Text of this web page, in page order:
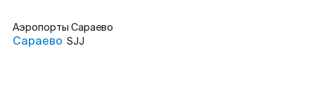
Аэропорты Сараево
Сараево SJJ